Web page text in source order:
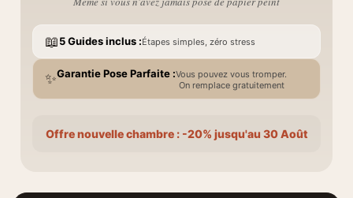
📖5 Guides inclus :Étapes simples, zéro stress
✨Garantie Pose Parfaite :Vous pouvez vous tromper.
On remplace gratuitement
Offre nouvelle chambre : -20% jusqu'au 30 Août